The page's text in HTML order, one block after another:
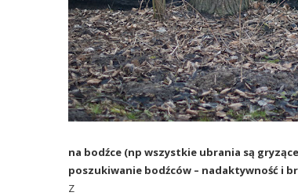
na bodźce (np wszystkie ubrania są
poszukiwanie bodźców – nadaktywność i
Z